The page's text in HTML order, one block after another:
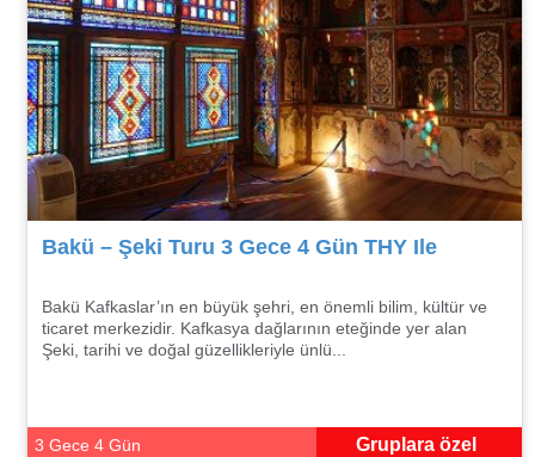
Bakü – Şeki Turu 3 Gece 4 Gün THY Ile
Bakü Kafkaslar’ın en büyük şehri, en önemli bilim, kültür ve
ticaret merkezidir. Kafkasya dağlarının eteğinde yer alan
Şeki, tarihi ve doğal güzellikleriyle ünlü...
3 Gece 4 Gün Gruplara özel